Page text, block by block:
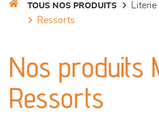
séjours
meubles de complément
TOUS NOS PRODUITS literie
ressorts
Nos produits
Ressorts